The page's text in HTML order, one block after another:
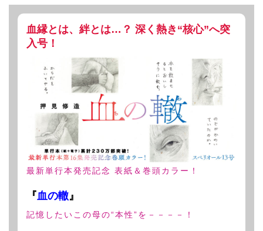
血縁とは、絆とは…？ 深く熱き“核心”へ突
入号！
最新単行本発売記念 表紙＆巻頭カラー！
『血の轍』
記憶したいこの母の“本性”を－－－－！